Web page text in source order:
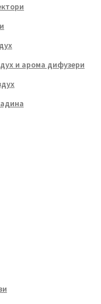
и арома дифузери